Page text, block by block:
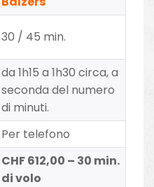
30 / 45 min.
da 1h15 a 1h30 circa, a
seconda del numero
di minuti.
Per telefono
CHF 612,00 – 30 min.
di volo